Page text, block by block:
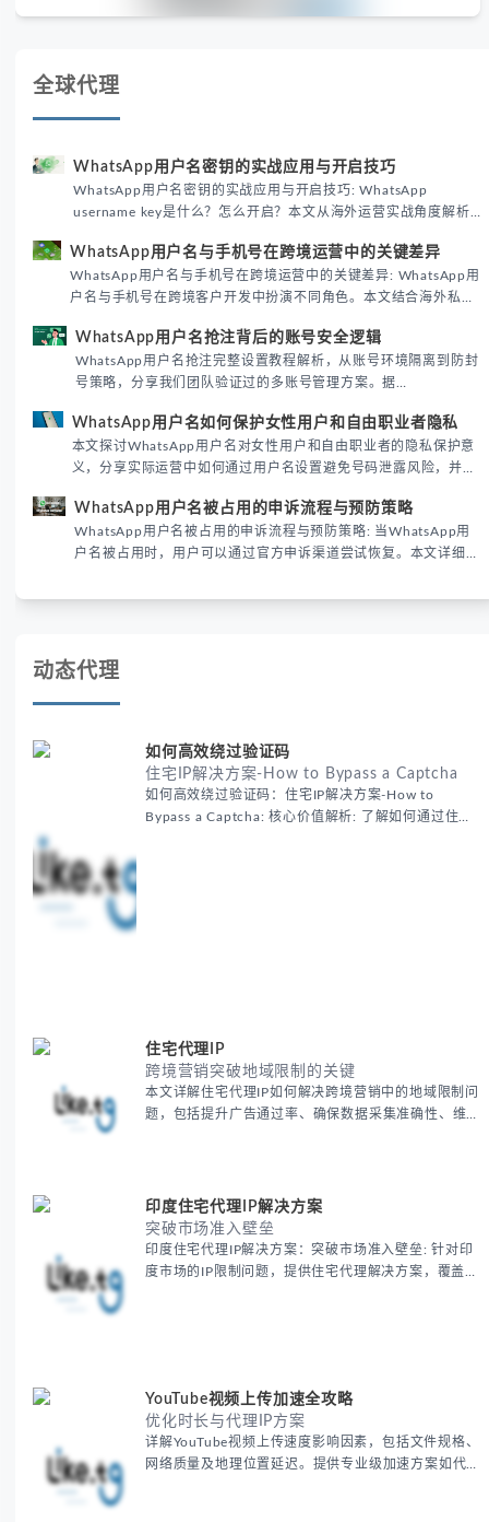
全球代理
WhatsApp用户名密钥的实战应用与开启技巧
WhatsApp用户名密钥的实战应用与开启技巧: WhatsApp
username key是什么？怎么开启？本文从海外运营实战角度解析
境团队高效触达目标客户。
WhatsApp用户名与手机号在跨境运营中的关键差异
WhatsApp用户名与手机号在跨境运营中的关键差异: WhatsApp用
户名与手机号在跨境客户开发中扮演不同角色。本文结合海外私域
际差异，帮助团队优化WhatsApp营销策略。
WhatsApp用户名抢注背后的账号安全逻辑
WhatsApp用户名抢注完整设置教程解析，从账号环境隔离到防封
号策略，分享我们团队验证过的多账号管理方案。据
性直接影响转化率。
WhatsApp用户名如何保护女性用户和自由职业者隐私
本文探讨WhatsApp用户名对女性用户和自由职业者的隐私保护意
义，分享实际运营中如何通过用户名设置避免号码泄露风险，并提
已成为全球数字沟通的首要考量。
WhatsApp用户名被占用的申诉流程与预防策略
WhatsApp用户名被占用的申诉流程与预防策略: 当WhatsApp用
户名被占用时，用户可以通过官方申诉渠道尝试恢复。本文详细解
账号安全。
动态代理
如何高效绕过验证码
住宅IP解决方案-How to Bypass a Captcha
如何高效绕过验证码：住宅IP解决方案-How to
Bypass a Captcha: 核心价值解析: 了解如何通过住宅
住宅代理IP
跨境营销突破地域限制的关键
本文详解住宅代理IP如何解决跨境营销中的地域限制问
题，包括提升广告通过率、确保数据采集准确性、维护
印度住宅代理IP解决方案
突破市场准入壁垒
印度住宅代理IP解决方案：突破市场准入壁垒: 针对印
度市场的IP限制问题，提供住宅代理解决方案，覆盖主
YouTube视频上传加速全攻略
优化时长与代理IP方案
详解YouTube视频上传速度影响因素，包括文件规格、
网络质量及地理位置延迟。提供专业级加速方案如代理